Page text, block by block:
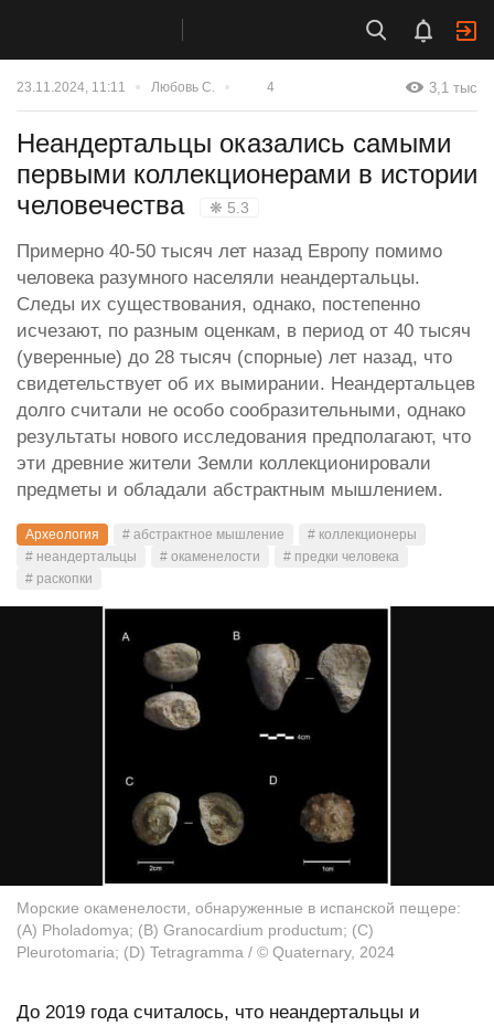
23.11.2024, 11:11 Любовь С. 4 3,1 тыс
Неандертальцы оказались самыми
первыми коллекционерами в истории
человечества
❋ 5.3
Примерно 40-50 тысяч лет назад Европу помимо
человека разумного населяли неандертальцы.
Следы их существования, однако, постепенно
исчезают, по разным оценкам, в период от 40 тысяч
(уверенные) до 28 тысяч (спорные) лет назад, что
свидетельствует об их вымирании. Неандертальцев
долго считали не особо сообразительными, однако
результаты нового исследования предполагают, что
эти древние жители Земли коллекционировали
предметы и обладали абстрактным мышлением.
Археология # абстрактное мышление
# коллекционеры
# неандертальцы
# окаменелости
# предки человека
# раскопки
Морские окаменелости, обнаруженные в испанской пещере:
(А) Pholadomya; (B) Granocardium productum; (C)
Pleurotomaria; (D) Tetragramma / © Quaternary, 2024
До 2019 года считалось, что неандертальцы и